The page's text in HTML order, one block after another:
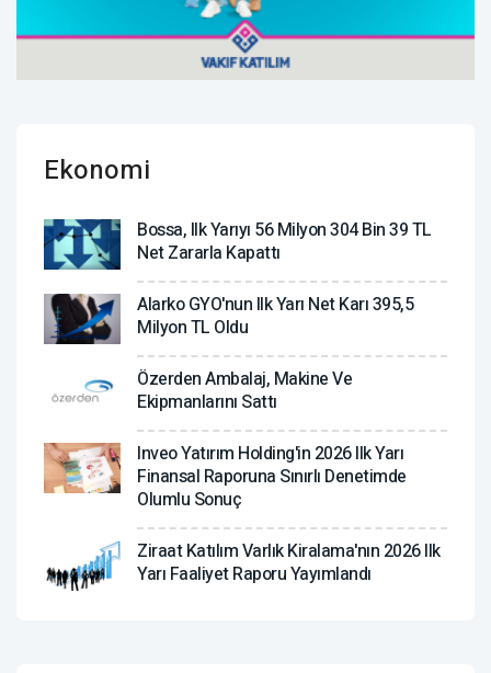
Ekonomi
Bossa, Ilk Yarıyı 56 Milyon 304 Bin 39 TL
Net Zararla Kapattı
Alarko GYO'nun Ilk Yarı Net Karı 395,5
Milyon TL Oldu
Özerden Ambalaj, Makine Ve
Ekipmanlarını Sattı
Inveo Yatırım Holding'in 2026 Ilk Yarı
Finansal Raporuna Sınırlı Denetimde
Olumlu Sonuç
Ziraat Katılım Varlık Kiralama'nın 2026 Ilk
Yarı Faaliyet Raporu Yayımlandı